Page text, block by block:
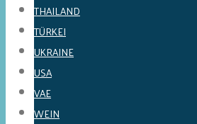
THAILAND
TÜRKEI
UKRAINE
USA
VAE
WEIN